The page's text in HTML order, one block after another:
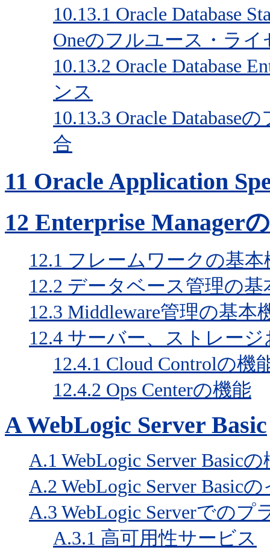
10.13.1 Oracle Database
Oneのフルユース・ライ
10.13.2 Oracle Database
ンス
10.13.3 Oracle Database
合
11 Oracle Application
12 Enterprise Manager
12.1 フレームワークの基本
12.2 データベース管理の基
12.3 Middleware管理の基本
12.4 サーバー、ストレー
12.4.1 Cloud Controlの機
12.4.2 Ops Centerの機能
AWebLogic Server Basic
A.1 WebLogic Server Basic
A.2 WebLogic Server Basic
A.3 WebLogic Serverでの
A.3.1 高可用性サービス